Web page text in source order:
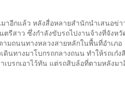
มาอีกแล้ว หลังสื่อหลายสำนักนำเสนอข่
รีสาว ซึ่งกำลังขับรถไปงานจ้างที่จังหวั
มถนนทางหลวงสายหลักในพื้นที่อำเภอ
ดินทางมาโบกรถกลางถนน ทำให้รถเก๋
เบรกเอาไว้ทัน แต่รถสิบล้อที่ตามหลังมา